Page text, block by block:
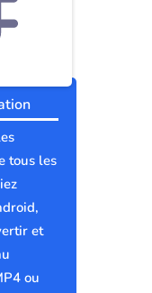
tous les
et
ou